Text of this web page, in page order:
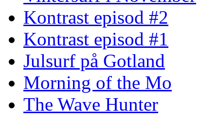
Kontrast episod #2
Kontrast episod #1
Julsurf på Gotland
Morning of the Mo
The Wave Hunter